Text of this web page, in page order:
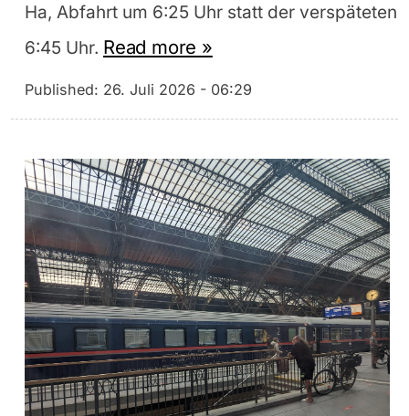
Ha, Abfahrt um 6:25 Uhr statt der verspäteten
6:45 Uhr. Read more »
Published: 26. Juli 2026 - 06:29